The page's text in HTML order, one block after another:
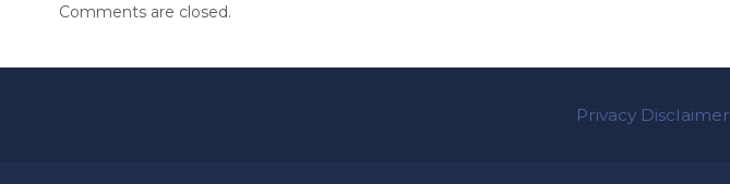
Comments are closed.
Privacy Disclaimer